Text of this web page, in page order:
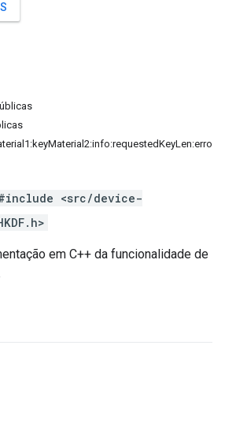
<src/device-
em C++ da funcionalidade de